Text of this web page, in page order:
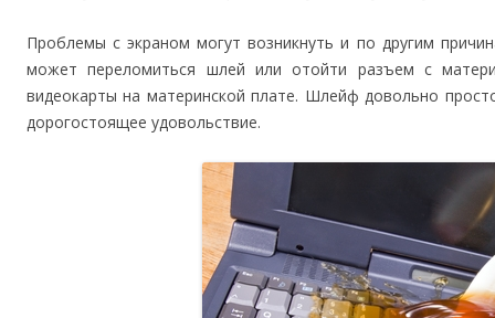
Проблемы с экраном могут возникнуть и по другим
может переломиться шлей или отойти разъем с
видеокарты на материнской плате. Шлейф довольно
дорогостоящее удовольствие.